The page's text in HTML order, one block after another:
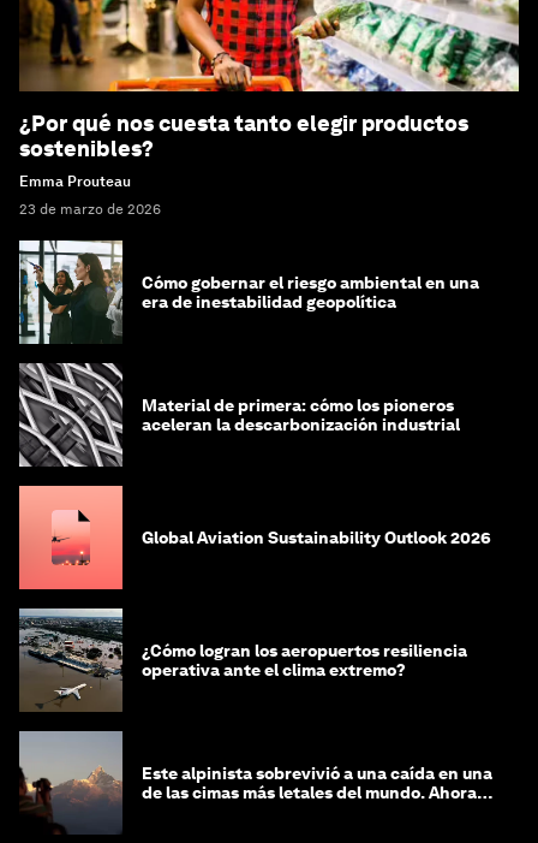
¿Por qué nos cuesta tanto elegir productos
sostenibles?
Emma Prouteau
23 de marzo de 2026
Cómo gobernar el riesgo ambiental en una
era de inestabilidad geopolítica
Material de primera: cómo los pioneros
aceleran la descarbonización industrial
Global Aviation Sustainability Outlook 2026
¿Cómo logran los aeropuertos resiliencia
operativa ante el clima extremo?
Este alpinista sobrevivió a una caída en una
de las cimas más letales del mundo. Ahora